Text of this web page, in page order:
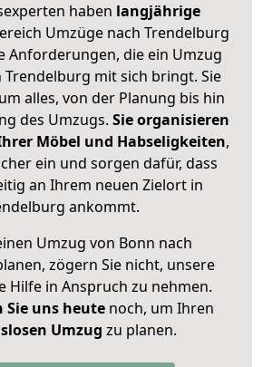
haben langjährige
Umzüge nach Trendelburg
Anforderungen, die ein Umzug
Trendelburg mit sich bringt. Sie
alles, von der Planung bis hin
des Umzugs. Sie organisieren
Möbel und Habseligkeiten,
ein und sorgen dafür, dass
an Ihrem neuen Zielort in
ankommt.
Umzug von Bonn nach
zögern Sie nicht, unsere
Hilfe in Anspruch zu nehmen.
uns heutenoch, um Ihren
Umzug zu planen.